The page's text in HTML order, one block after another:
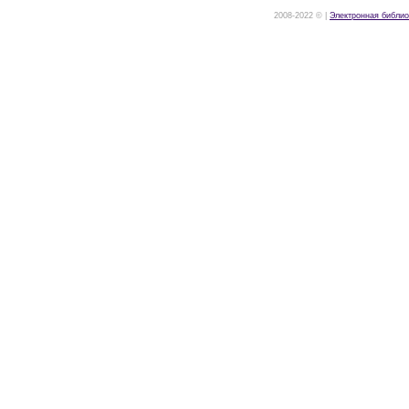
2008-2022 © | Электронная